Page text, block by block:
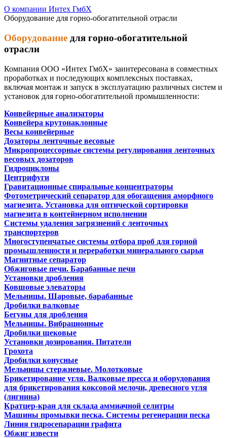
О компании Интех ГмбХ
Оборудование для горно-обогатительной отрасли
Оборудование для горно-обогатительной
отрасли
Компания ООО «Интех ГмбХ» заинтересована в совместных
проработках и последующих комплексных поставках,
включая монтаж и запуск в эксплуатацию различных систем и
установок для горно-обогатительной промышленности:
Конвейерные анализаторы
Конвейера крутонаклонные
Весы конвейерные
Дозаторы ленточные весовые
Микропроцессорные системы регулирования ленточных
весовых дозаторов
Гидроциклоны
Центрифуги
Гравитационные спиральные концентраторы
Фотометрический сепаратор для обогащения аморфного
магнезита. Установка для оптической сортировки
магнезита в контейнерном исполнении
Системы удаления загрязнений с ленточных
транспортеров
Многоступенчатые системы отбора проб для горной
промышленности и переработки минерального сырья
Магнитные сепаратор
Обжиговые печи. Барабанные печи
Установки дробления
Ковшовые элеваторы
Мельницы. Шаровые, барабанные
Дробилки валковые
Бегуны для дробления
Мельницы. Вибрационные
Дробилки щековые
Установки дозирования. Питатели
Грохота
Дробилки конусные
Мельницы стержневые. Молотковые
Брикетирование угля. Валковые пресса и оборудования
для брикетирования коксовой мелочи, древесного угля
(лигнина)
Кратцер-кран для склада аммиачной селитры
Машины промывки песка. Системы регенерации песка
Линия гидросепарации графита
Обжиг извести